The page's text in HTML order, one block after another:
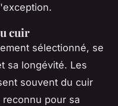
cuir
sélectionné, se
sa longévité. Les
souvent du cuir
pour sa